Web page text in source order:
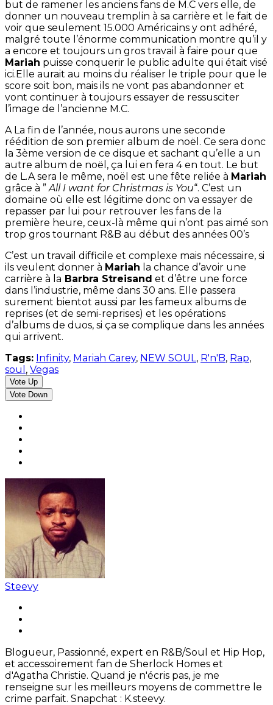
but de ramener les anciens fans de M.C vers elle, de
donner un nouveau tremplin à sa carrière et le fait de
voir que seulement 15.000 Américains y ont adhéré,
malgré toute l’énorme communication montre qu’il y
a encore et toujours un gros travail à faire pour que
Mariah puisse conquerir le public adulte qui était visé
ici.Elle aurait au moins du réaliser le triple pour que le
score soit bon, mais ils ne vont pas abandonner et
vont continuer à toujours essayer de ressusciter
l’image de l’ancienne M.C.
ALa fin de l’année, nous aurons une seconde
réédition de son premier album de noël. Ce sera donc
la 3ème version de ce disque et sachant qu’elle a un
autre album de noël, ça lui en fera 4 en tout. Le but
de L.Asera le même, noël est une fête reliée à Mariah
grâce à ”AllI want for Christmas is You“. C’est un
domaine où elle est légitime donc on va essayer de
repasser par lui pour retrouver les fans de la
première heure, ceux-là même qui n’ont pas aimé son
trop gros tournant R&B au début des années 00’s
C’est un travail difficile et complexe mais nécessaire, si
ils veulent donner à Mariah la chance d’avoir une
carrière à la Barbra Streisand et d’être une force
dans l’industrie, même dans 30 ans. Elle passera
surement bientot aussi par les fameux albums de
reprises (et de semi-reprises) et les opérations
d’albums de duos, si ça se complique dans les années
qui arrivent.
Tags: Infinity, Mariah Carey, NEW SOUL, R'n'B, Rap,
soul , Vegas
Vote Up
Vote Down
Steevy
Blogueur, Passionné, expert en R&B/Soul et Hip Hop,
et accessoirement fan de Sherlock Homes et
d'Agatha Christie. Quand je n'écris pas, je me
renseigne sur les meilleurs moyens de commettre le
crime parfait. Snapchat : K.steevy.